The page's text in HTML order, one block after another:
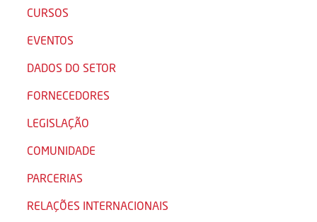
CURSOS
EVENTOS
DADOS DO SETOR
FORNECEDORES
LEGISLAÇÃO
COMUNIDADE
PARCERIAS
RELAÇÕES INTERNACIONAIS